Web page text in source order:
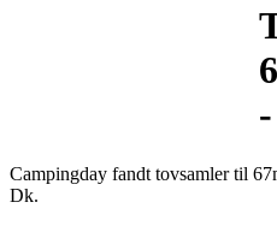
Campingday fandt tovsamler til
Dk.